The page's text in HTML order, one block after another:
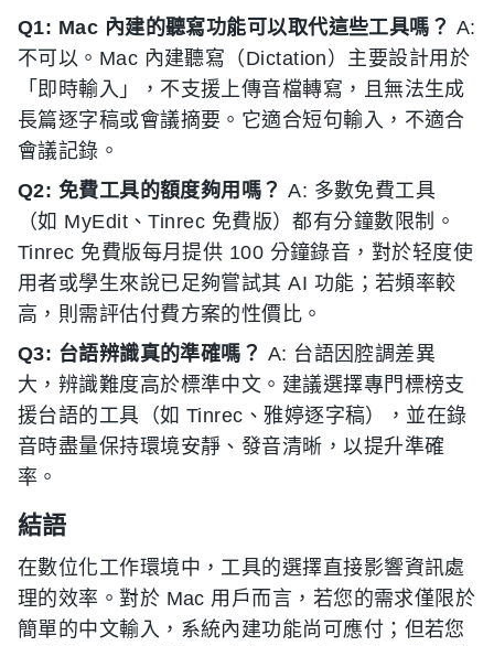
Q1: Mac 內建的聽寫功能可以取代這些工具嗎？ A:
不可以。Mac 內建聽寫（Dictation）主要設計用於
「即時輸入」，不支援上傳音檔轉寫，且無法生成
長篇逐字稿或會議摘要。它適合短句輸入，不適合
會議記錄。
Q2: 免費工具的額度夠用嗎？ A: 多數免費工具
（如 MyEdit、Tinrec 免費版）都有分鐘數限制。
Tinrec 免費版每月提供 100 分鐘錄音，對於轻度使
用者或學生來說已足夠嘗試其 AI 功能；若頻率較
高，則需評估付費方案的性價比。
Q3: 台語辨識真的準確嗎？ A: 台語因腔調差異
大，辨識難度高於標準中文。建議選擇專門標榜支
援台語的工具（如 Tinrec、雅婷逐字稿），並在錄
音時盡量保持環境安靜、發音清晰，以提升準確
率。
結語
在數位化工作環境中，工具的選擇直接影響資訊處
理的效率。對於 Mac 用戶而言，若您的需求僅限於
簡單的中文輸入，系統內建功能尚可應付；但若您